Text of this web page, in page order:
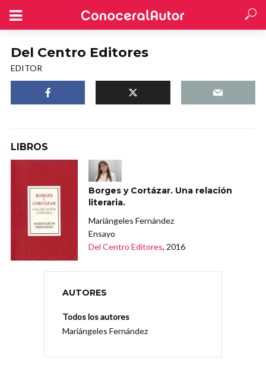
Del Centro Editores
EDITOR
LIBROS
Borges y Cortázar. Una relación
literaria.
Mariángeles Fernández
Ensayo
Del Centro Editores, 2016
AUTORES
Todos los autores
Mariángeles Fernández